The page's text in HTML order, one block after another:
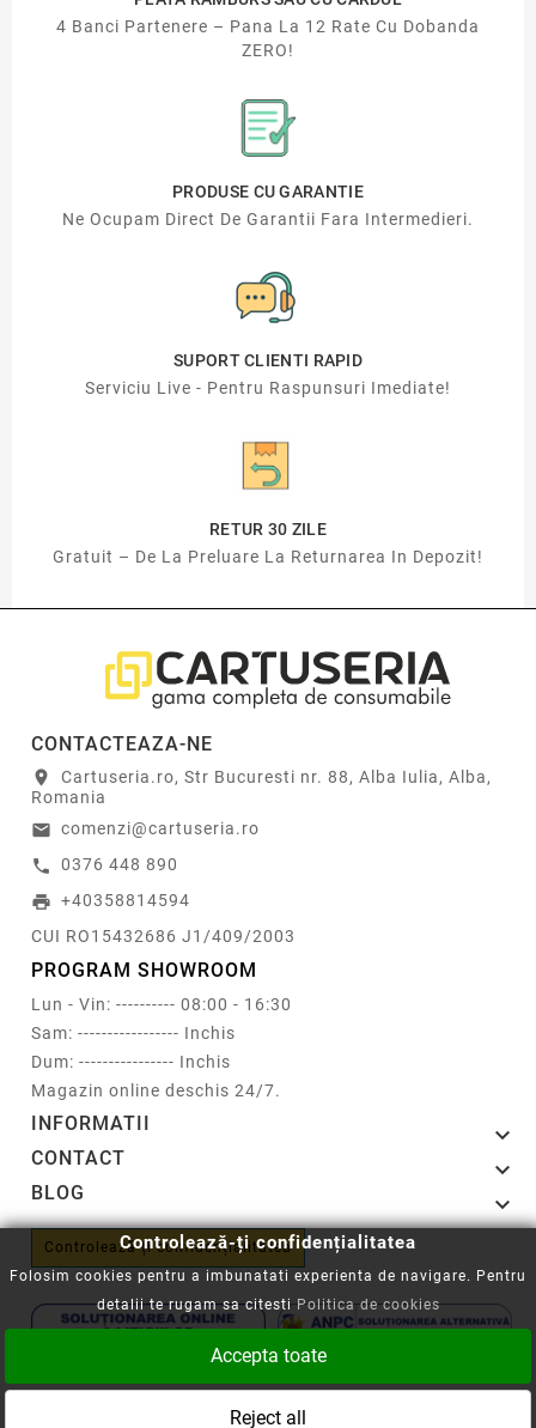
4 Banci Partenere – Pana La 12 Rate Cu Dobanda
ZERO!
PRODUSE CU GARANTIE
Ne Ocupam Direct De Garantii Fara Intermedieri.
SUPORT CLIENTI RAPID
Serviciu Live - Pentru Raspunsuri Imediate!
RETUR 30 ZILE
Gratuit – De La Preluare La Returnarea In Depozit!
CONTACTEAZA-NE
location_on
Cartuseria.ro, Str Bucuresti nr. 88, Alba Iulia, Alba,
Romania
email comenzi@cartuseria.ro
call 0376 448 890
print +40358814594
CUI RO15432686 J1/409/2003
PROGRAM SHOWROOM
Lun - Vin: ---------- 08:00 - 16:30
Sam: ----------------- Inchis
Dum: ---------------- Inchis
Magazin online deschis 24/7.
INFORMATII 
CONTACT 
BLOG 
Controlează-ți confidențialitatea
Copyright © 2008-2026 - Cartuseria.ro
Controlează-ți confidențialitatea
Folosim cookies pentru a imbunatati experienta de navigare. Pentru
detalii te rugam sa citestiPolitica de cookies
Accepta toate
Reject all